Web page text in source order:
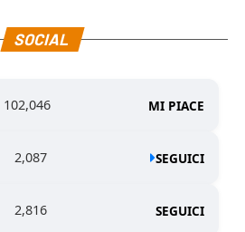
SOCIAL
102,046 MI PIACE
2,087 SEGUICI
2,816 SEGUICI